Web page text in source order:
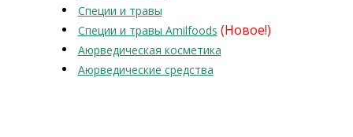
Специи и травы
Специи и травы Amilfoods (Новое!)
Аюрведическая косметика
Аюрведические средства